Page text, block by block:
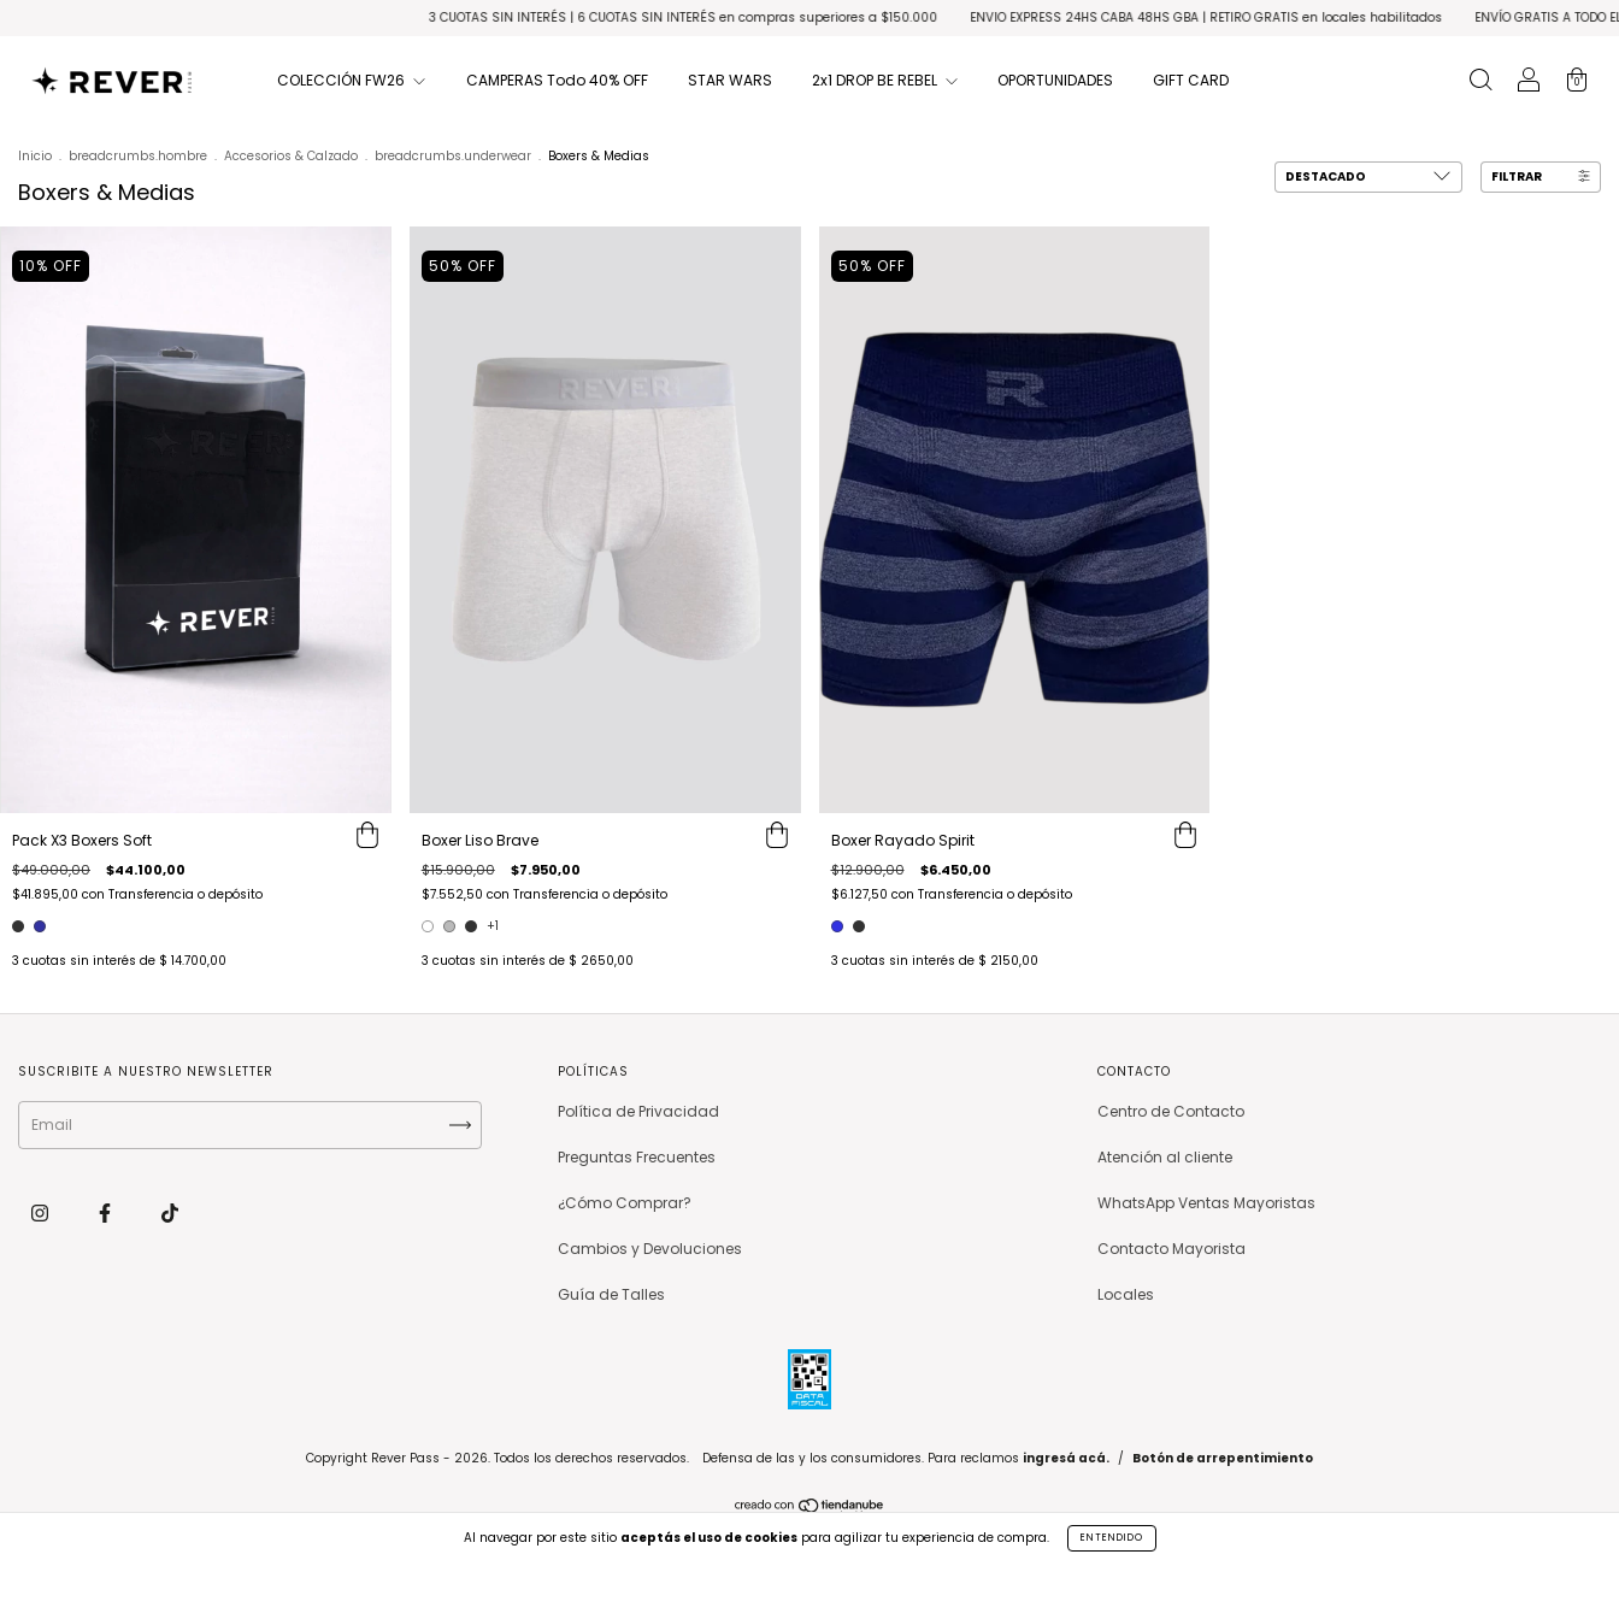
3 CUOTAS SIN INTERÉS | 6 CUOTAS SIN INTERÉS en compras superiores a $150.000 ENVIO EXPRESS 24HS CABA 48HS GBA | RETIRO GRATIS en locales habilitados ENVÍO GRATIS A TODO EL
COLECCIÓN FW26 CAMPERAS Todo 40% OFF STAR WARS 2x1 DROP BE REBEL OPORTUNIDADES GIFT CARD 0
Al navegar por este sitio aceptás el uso de cookiespara agilizar tu experiencia de compra. ENTENDIDO
Inicio . breadcrumbs.hombre . Accesorios & Calzado . breadcrumbs.underwear . Boxers & Medias
Boxers & Medias
FILTRAR
10% OFF
Pack X3 Boxers Soft
$49.000,00 $44.100,00
$41.895,00 con Transferencia o depósito
3 cuotas sin interés de $ 14.700,00
50% OFF
Boxer Liso Brave
$15.900,00 $7.950,00
$7.552,50 con Transferencia o depósito
+1
3 cuotas sin interés de $ 2650,00
50% OFF
Boxer Rayado Spirit
$12.900,00 $6.450,00
$6.127,50 con Transferencia o depósito
3 cuotas sin interés de $ 2150,00
SUSCRIBITE A NUESTRO NEWSLETTER POLÍTICAS
Política de Privacidad
Preguntas Frecuentes
¿Cómo Comprar?
Cambios y Devoluciones
Guía de Talles
CONTACTO
Centro de Contacto
Atención al cliente
WhatsApp Ventas Mayoristas
Contacto Mayorista
Locales
Copyright Rever Pass - 2026. Todos los derechos reservados. Defensa de las y los consumidores. Para reclamos ingresá acá. / Botón de arrepentimiento